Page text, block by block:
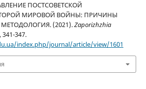
ПОСТСОВЕТСКОЙ
МИРОВОЙ ВОЙНЫ: ПРИЧИНЫ
(2021).Zaporizhzhia
341-347.
index.php/journal/article/view/1601